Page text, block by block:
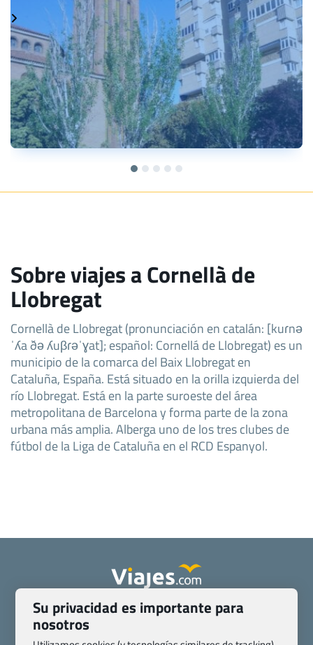
Sobre viajes a Cornellà de
Llobregat
Cornellà de Llobregat (pronunciación en catalán: [kuɾnə
ˈʎa ðə ʎuβɾəˈɣat]; español: Cornellá de Llobregat) es un
municipio de la comarca del Baix Llobregat en
Cataluña, España. Está situado en la orilla izquierda del
río Llobregat. Está en la parte suroeste del área
metropolitana de Barcelona y forma parte de la zona
urbana más amplia. Alberga uno de los tres clubes de
fútbol de la Liga de Cataluña en el RCD Espanyol.
Quienes somos
Contacto
Pasaporte, Visado, Salud y otras disposiciones específicas
Su privacidad es importante para
nosotros